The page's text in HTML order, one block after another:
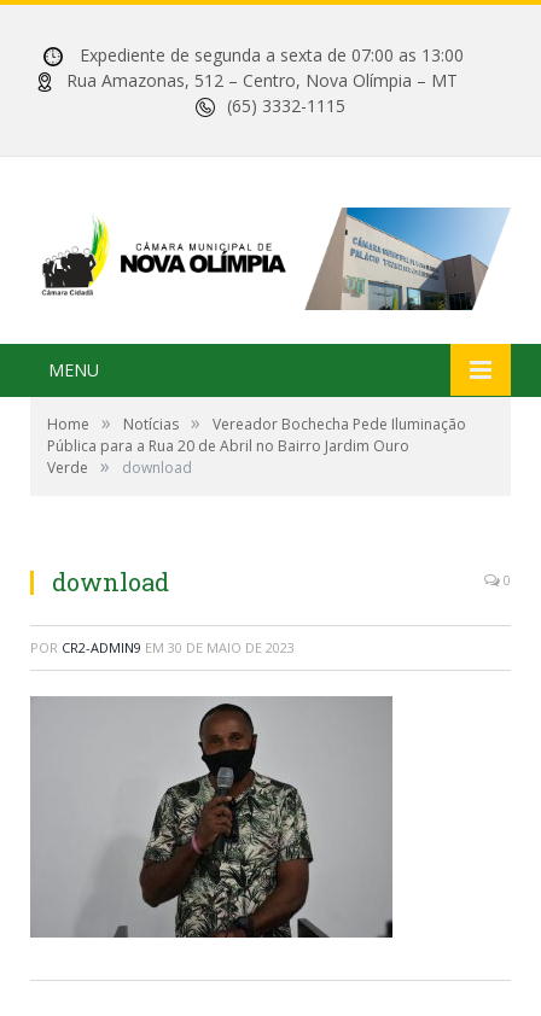
Expediente de segunda a sexta de 07:00 as 13:00
Rua Amazonas, 512 – Centro, Nova Olímpia – MT
(65) 3332-1115
MENU
Home » Notícias »
Vereador Bochecha Pede Iluminação
Pública para a Rua 20 de Abril no Bairro Jardim Ouro
Verde
» download
download 0
POR CR2-ADMIN9 EM 30 DE MAIO DE 2023